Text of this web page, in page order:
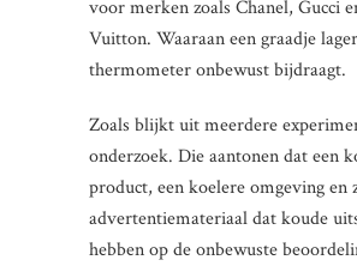
voor merken zoals Chanel, Gucci
Vuitton. Waaraan een graadje
thermometer onbewust bijdraagt.
Zoals blijkt uit meerdere
onderzoek. Die aantonen dat een
product, een koelere omgeving en
advertentiemateriaal dat koude
hebben op de onbewuste